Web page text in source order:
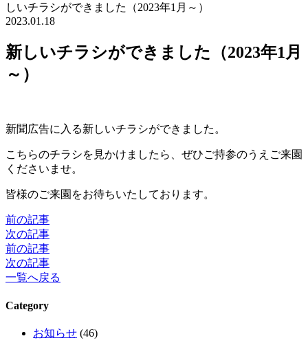
しいチラシができました（2023年1月～）
2023.01.18
新しいチラシができました（2023年1月
～）
新聞広告に入る新しいチラシができました。
こちらのチラシを見かけましたら、ぜひご持参のうえご来園
くださいませ。
皆様のご来園をお待ちいたしております。
前の記事
次の記事
前の記事
次の記事
一覧へ戻る
Category
お知らせ (46)